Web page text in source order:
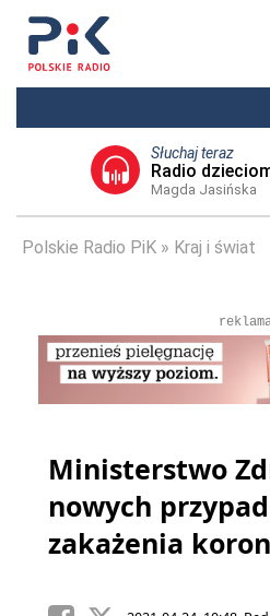
Słuchaj teraz
Radio
Magda Jasińska
Polskie Radio PiK Kraj i świat
Ministerstwo
nowych
zakażenia